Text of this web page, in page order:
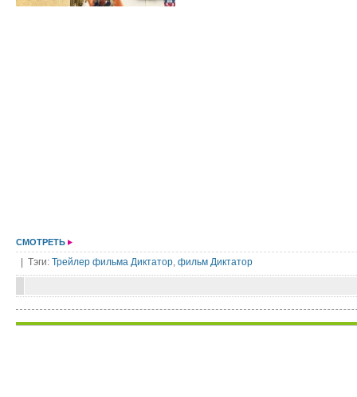
СМОТРЕТЬ
| Тэги: Трейлер фильма Диктатор, фильм Диктатор